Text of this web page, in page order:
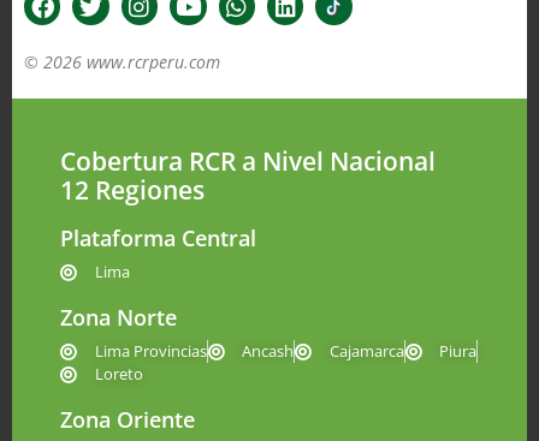
© 2026 www.rcrperu.com
Cobertura RCR a Nivel Nacional
12 Regiones
Plataforma Central
Lima
Zona Norte
Lima Provincias Ancash Cajamarca
Piura
Loreto
Zona Oriente